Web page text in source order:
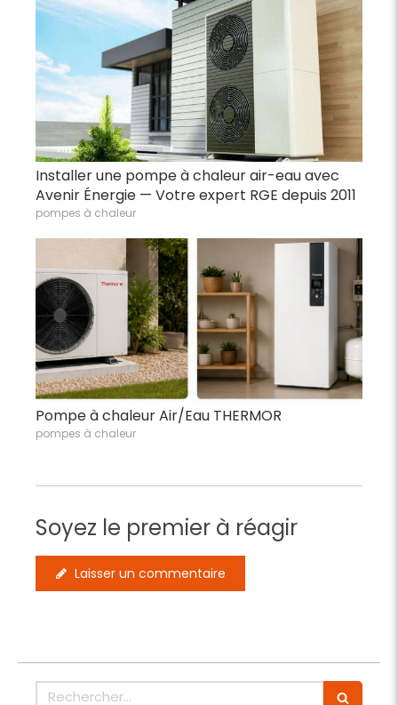
Installer une pompe à chaleur air-eau avec
Avenir Énergie — Votre expert RGE depuis 2011
pompes à chaleur
Pompe à chaleur Air/Eau THERMOR
pompes à chaleur
Soyez le premier à réagir
Laisser un commentaire
Rechercher